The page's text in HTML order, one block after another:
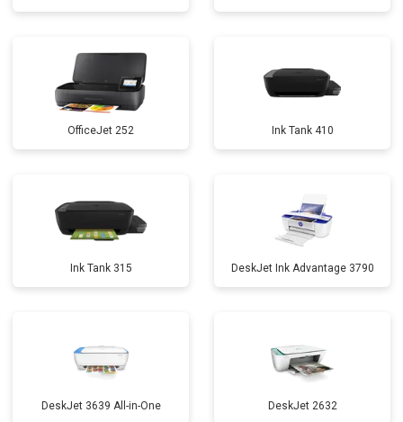
OfficeJet 252 Ink Tank 410
Ink Tank 315 DeskJet Ink Advantage 3790
DeskJet 3639 All-in-One DeskJet 2632